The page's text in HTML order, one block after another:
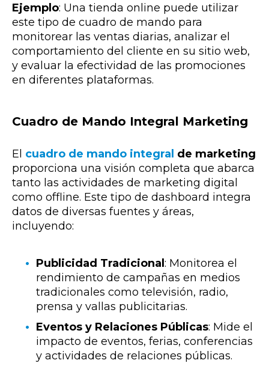
Ejemplo: Una tienda online puede utilizar
este tipo de cuadro de mando para
monitorear las ventas diarias, analizar el
comportamiento del cliente en su sitio web,
y evaluar la efectividad de las promociones
en diferentes plataformas.
Cuadro de Mando Integral Marketing
El cuadro de mando integral de marketing
proporciona una visión completa que abarca
tanto las actividades de marketing digital
como offline. Este tipo de dashboard integra
datos de diversas fuentes y áreas,
incluyendo:
Publicidad Tradicional : Monitorea el
rendimiento de campañas en medios
tradicionales como televisión, radio,
prensa y vallas publicitarias.
Eventos y Relaciones Públicas: Mide el
impacto de eventos, ferias, conferencias
y actividades de relaciones públicas.